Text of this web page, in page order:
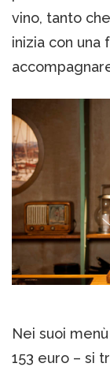
vino, tanto
inizia con una
Nei suoi
153 euro – si